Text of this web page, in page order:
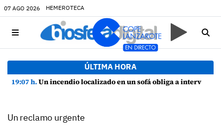
07 AGO 2026 HEMEROTECA
ÚLTIMA HORA
19:07 h.Un incendio localizado en un sofá obliga a intervenir en una vivienda de Playa Honda
Un reclamo urgente